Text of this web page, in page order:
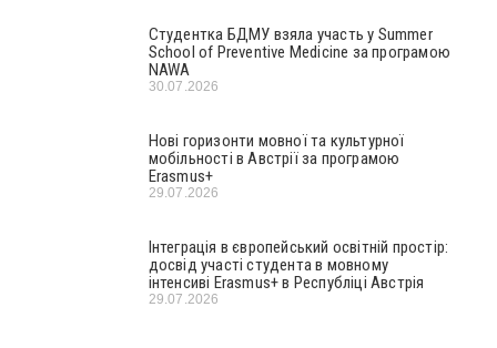
Студентка БДМУ взяла участь у Summer
School of Preventive Medicine за програмою
NAWA
30.07.2026
Нові горизонти мовної та культурної
мобільності в Австрії за програмою
Erasmus+
29.07.2026
Інтеграція в європейський освітній простір:
досвід участі студента в мовному
інтенсиві Erasmus+ в Республіці Австрія
29.07.2026